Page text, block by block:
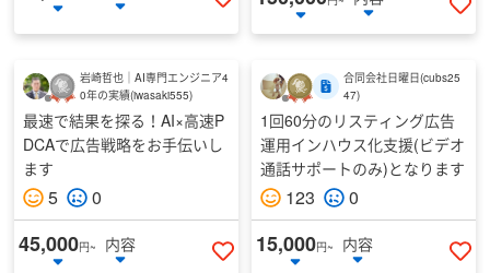
いいねする
い
岩崎哲也｜AI専門エンジニア4
0年の実績(iwasaki555)
最速で結果を探る！AI×高速P
DCAで広告戦略をお手伝いし
ます
5 0
45,000円~
内容
いいねする
合同会社日曜日(cubs25
47)
1回60分のリスティング広告
運用インハウス化支援(ビデオ
通話サポートのみ)となります
123 0
15,000円~
内容
い